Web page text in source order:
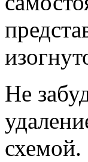
Не
схемой.